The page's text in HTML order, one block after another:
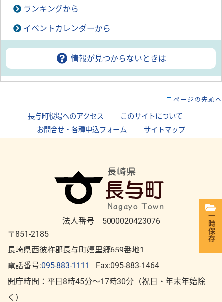
ランキングから
イベントカレンダーから
情報が見つからないときは
ページの先頭へ
長与町役場へのアクセス このサイトについて
お問合せ・各種申込フォーム
サイトマップ
法人番号 5000020423076
〒851-2185
長崎県西彼杵郡長与町嬉里郷659番地1
電話番号:095-883-1111
Fax:095-883-1464
開庁時間：平⽇8時45分～17時30分（祝⽇・年末年始除
く）
一時保存